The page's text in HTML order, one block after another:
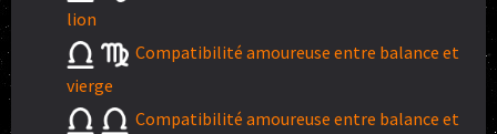
lion
Compatibilité amoureuse entre balance et
vierge
Compatibilité amoureuse entre balance et